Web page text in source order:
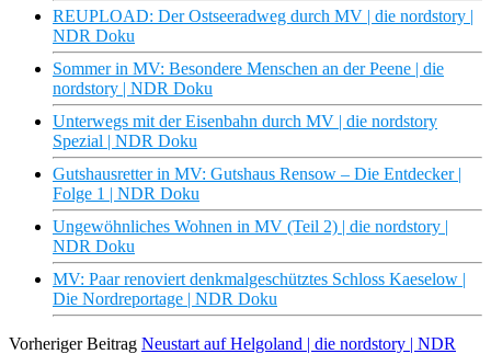
REUPLOAD: Der Ostseeradweg durch MV | die nordstory |
NDR Doku
Sommer in MV: Besondere Menschen an der Peene | die
nordstory | NDR Doku
Unterwegs mit der Eisenbahn durch MV | die nordstory
Spezial | NDR Doku
Gutshausretter in MV: Gutshaus Rensow – Die Entdecker |
Folge 1 | NDR Doku
Ungewöhnliches Wohnen in MV (Teil 2) | die nordstory |
NDR Doku
MV: Paar renoviert denkmalgeschütztes Schloss Kaeselow |
Die Nordreportage | NDR Doku
Vorheriger Beitrag Neustart auf Helgoland | die nordstory | NDR